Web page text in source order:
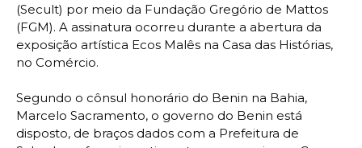
(Secult) por meio da Fundação Gregório de Mattos
(FGM). A assinatura ocorreu durante a abertura da
exposição artística Ecos Malês na Casa das Histórias,
no Comércio.
Segundo o cônsul honorário do Benin na Bahia,
Marcelo Sacramento, o governo do Benin está
disposto, de braços dados com a Prefeitura de